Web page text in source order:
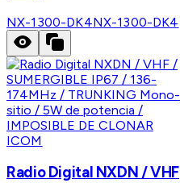
NX-1300-DK4NX-1300-DK4
ICOM
Radio Digital NXDN / VHF